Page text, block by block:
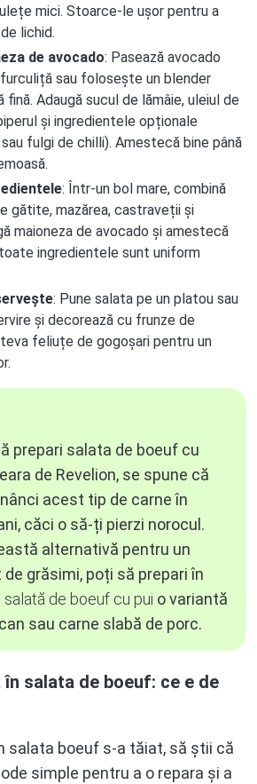
mici. Stoarce-le ușor pentru a
lichid.
de avocado: Pasează avocado
sau folosește un blender
Adaugă sucul de lămâie, uleiul de
și ingredientele opționale
fulgi de chilli). Amestecă bine până
: Într-un bol mare, combină
gătite, mazărea, castraveții și
maioneza de avocado și amestecă
ingredientele sunt uniform
: Pune salata pe un platou sau
și decorează cu frunze de
feliuțe de gogoșari pentru un
prepari salata de boeuf cu
de Revelion, se spune că
acest tip de carne în
căci o să-ți pierzi norocul.
alternativă pentru un
grăsimi, poți să prepari în
de boeuf cu pui o variantă
sau carne slabă de porc.
salata de boeuf: ce e de
salata boeuf s-a tăiat, să știi că
simple pentru a o repara și a